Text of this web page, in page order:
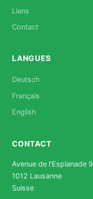
Liens
Contact
LANGUES
Deutsch
Français
English
CONTACT
Avenue de l'Esplanade 9
1012 Lausanne
Suisse